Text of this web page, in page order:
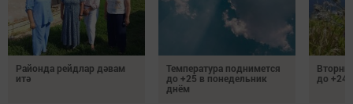
Районда рейдлар дәвам
итә
Температура поднимется
до +25 в понедельник
днём
до +24